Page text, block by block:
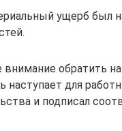
ущерб был
обратить
наступает для
и подписал